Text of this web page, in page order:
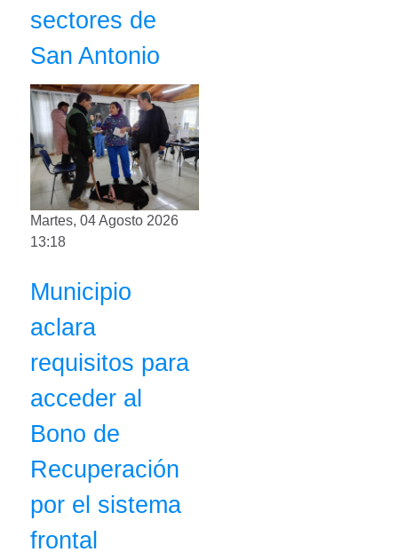
sectores de
San Antonio
Martes, 04 Agosto 2026
13:18
Municipio
aclara
requisitos para
acceder al
Bono de
Recuperación
por el sistema
frontal